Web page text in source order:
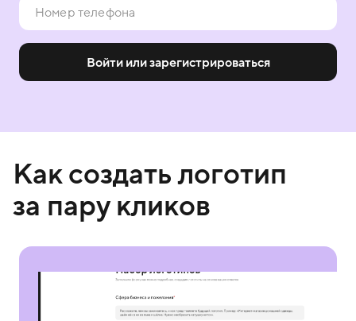
Войти или зарегистрироваться
Как создать логотип
за пару кликов